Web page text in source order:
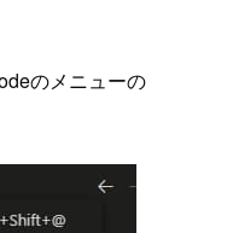
のメニューの